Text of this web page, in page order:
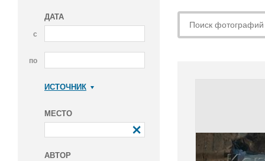
ДАТА
с
по
ИСТОЧНИК
МЕСТО
АВТОР